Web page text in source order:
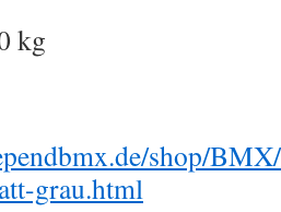
kg
shop/
grau.html